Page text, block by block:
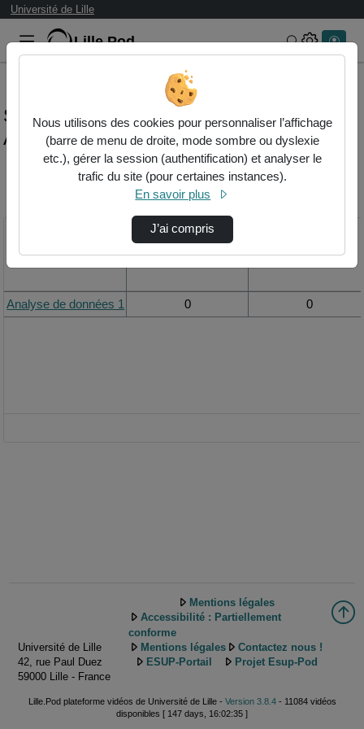
Université de Lille
Lille.Pod Rechercher
Statistiques de visualisation de la vidéo
Analyse de données 1
Modifier la période de
Vue de la journée
Analyse de données 1 0 0
Université de Lille
42, rue Paul Duez
59000 Lille - France
Mentions légales
Accessibilité : Partiellement
conforme
Mentions légales
Contactez nous !
ESUP-Portail
Projet Esup-Pod
Lille.Pod plateforme vidéos de Université de Lille - Version 3.8.4- 11084 vidéos
disponibles [ 147 days, 16:02:35 ]
Nous utilisons des cookies pour personnaliser l’affichage
(barre de menu de droite, mode sombre ou dyslexie
etc.), gérer la session (authentification) et analyser le
trafic du site (pour certaines instances).
En savoir plus
J’ai compris